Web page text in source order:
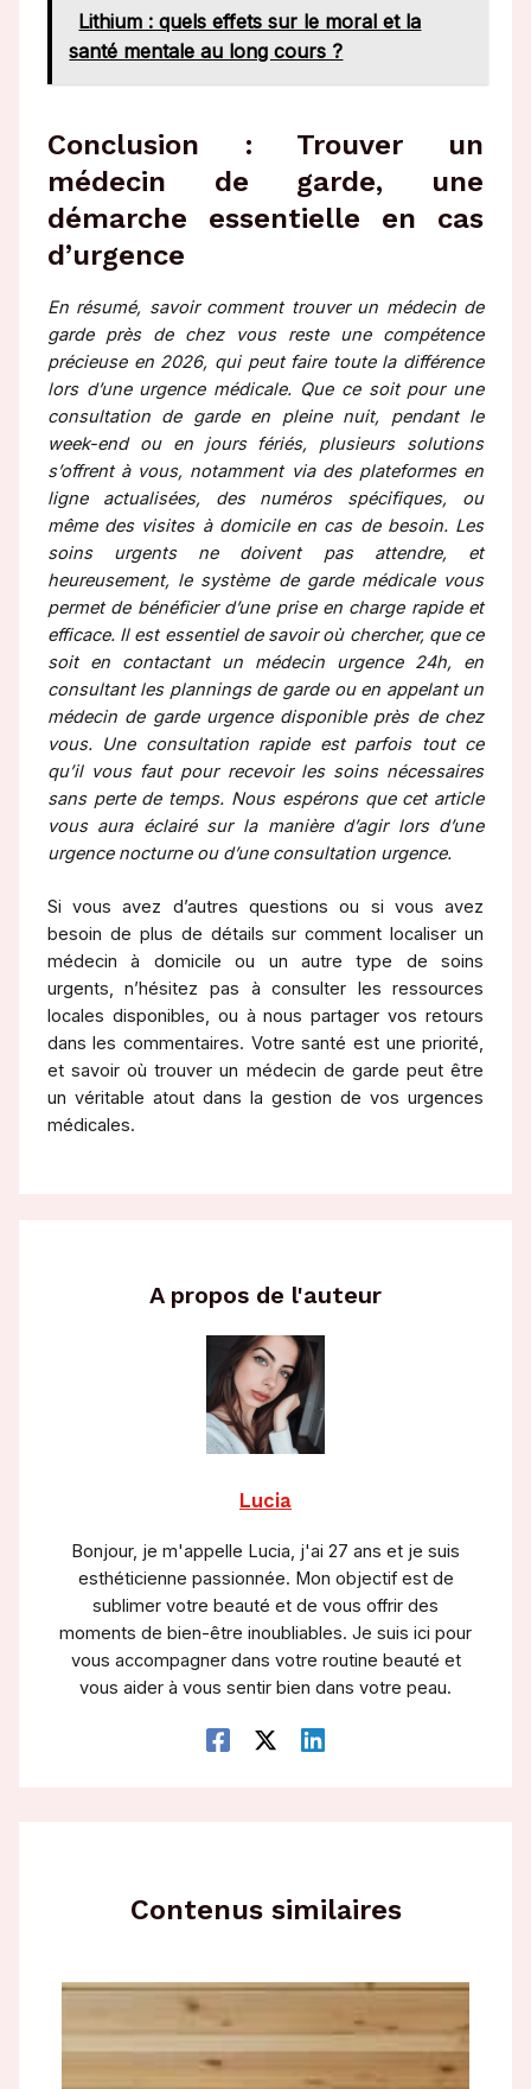
Lithium : quels effets sur le moral et la
santé mentale au long cours ?
Conclusion : Trouver un
médecin de garde, une
démarche essentielle en cas
d’urgence
En résumé, savoir comment trouver un médecin de
garde près de chez vous reste une compétence
précieuse en 2026, qui peut faire toute la différence
lors d’une urgence médicale. Que ce soit pour une
consultation de garde en pleine nuit, pendant le
week-end ou en jours fériés, plusieurs solutions
s’offrent à vous, notamment via des plateformes en
ligne actualisées, des numéros spécifiques, ou
même des visites à domicile en cas de besoin. Les
soins urgents ne doivent pas attendre, et
heureusement, le système de garde médicale vous
permet de bénéficier d’une prise en charge rapide et
efficace. Il est essentiel de savoir où chercher, que ce
soit en contactant un médecin urgence 24h, en
consultant les plannings de garde ou en appelant un
médecin de garde urgence disponible près de chez
vous. Une consultation rapide est parfois tout ce
qu’il vous faut pour recevoir les soins nécessaires
sans perte de temps. Nous espérons que cet article
vous aura éclairé sur la manière d’agir lors d’une
urgence nocturne ou d’une consultation urgence.
Si vous avez d’autres questions ou si vous avez
besoin de plus de détails sur comment localiser un
médecin à domicile ou un autre type de soins
urgents, n’hésitez pas à consulter les ressources
locales disponibles, ou à nous partager vos retours
dans les commentaires. Votre santé est une priorité,
et savoir où trouver un médecin de garde peut être
un véritable atout dans la gestion de vos urgences
médicales.
A propos de l'auteur
Lucia
Bonjour, je m'appelle Lucia, j'ai 27 ans et je suis
esthéticienne passionnée. Mon objectif est de
sublimer votre beauté et de vous offrir des
moments de bien-être inoubliables. Je suis ici pour
vous accompagner dans votre routine beauté et
vous aider à vous sentir bien dans votre peau.
Contenus similaires